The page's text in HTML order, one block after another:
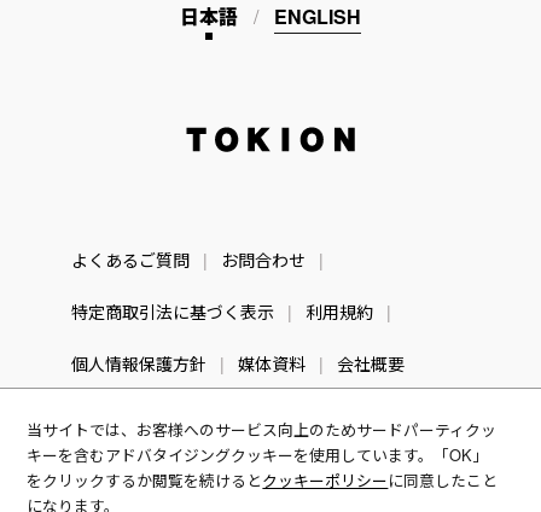
日本語 ENGLISH
当サイトでは、お客様へのサービス向上のためサードパーティクッ
キーを含むアドバタイジングクッキーを使用しています。「OK」
をクリックするか閲覧を続けるとクッキーポリシーに同意したこと
になります。
よくあるご質問 お問合わせ
特定商取引法に基づく表示 利用規約
個人情報保護方針 媒体資料 会社概要